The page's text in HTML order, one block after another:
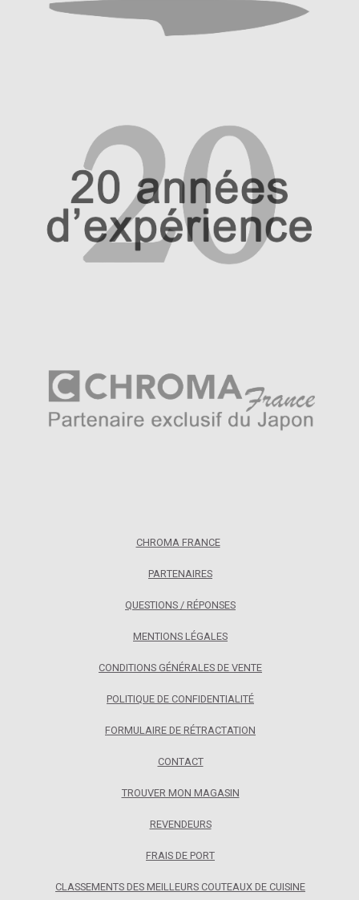
CHROMA FRANCE
PARTENAIRES
QUESTIONS / RÉPONSES
MENTIONS LÉGALES
CONDITIONS GÉNÉRALES DE VENTE
POLITIQUE DE CONFIDENTIALITÉ
FORMULAIRE DE RÉTRACTATION
CONTACT
TROUVER MON MAGASIN
REVENDEURS
FRAIS DE PORT
CLASSEMENTS DES MEILLEURS COUTEAUX DE CUISINE